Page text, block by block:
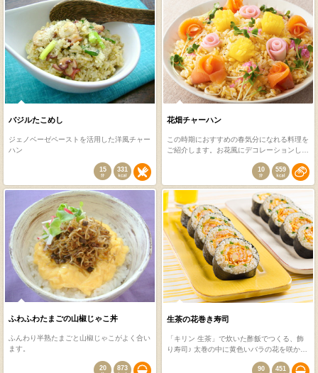
バジルたこめし
ジェノベーゼペーストを活用した洋風チャー
ハン
15 331
花畑チャーハン
この時期におすすめの春気分になれる料理を
ご紹介します。お花風にデコレーションし…
10 559
ふわふわたまごの山椒じゃこ丼
ふんわり半熟たまごと山椒じゃこがよく合い
ます。
20 873
生茶の花巻き寿司
「キリン 生茶」で炊いた酢飯でつくる、飾
り寿司♪ 太巻の中に黄色いバラの花を咲か…
90 451